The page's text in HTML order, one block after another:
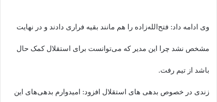
وی ادامه داد: فتح‌الله‌زاده را هم مانند بقیه فراری دادند و در نهایت
مشخص نشد چرا این مدیر که می‌توانست برای استقلال کمک حال
باشد از تیم رفت.
زندی در خصوص بدهی های استقلال افزود: امیدوارم بدهی‌های این